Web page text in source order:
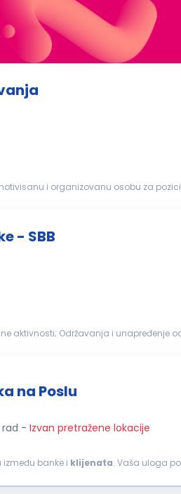
i organizovanu osobu za
- SBB
aktivnosti; Održavanja i unapređenje
na Poslu
- Izvan pretražene lokacije
banke i klijenata. Vaša uloga